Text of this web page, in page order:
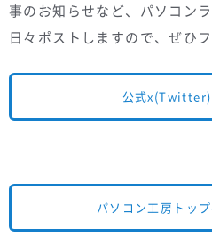
事のお知らせなど、パソコン
日々ポストしますので、ぜひ
公式x(Twitter)
パソコン工房トッ